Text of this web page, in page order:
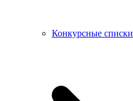
Конкурсные списки